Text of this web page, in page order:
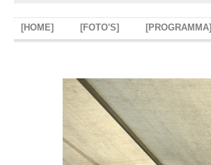
[HOME] [FOTO'S] [PROGRAMMA]